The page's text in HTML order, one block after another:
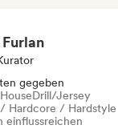
gegeben
Drill/Jersey
Hardcore / Hardstyle
einflussreichen